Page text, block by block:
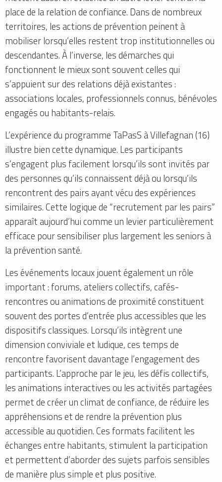
place de la relation de confiance. Dans de nombreux
territoires, les actions de prévention peinent à
mobiliser lorsqu’elles restent trop institutionnelles ou
descendantes. À l’inverse, les démarches qui
fonctionnent le mieux sont souvent celles qui
s’appuient sur des relations déjà existantes :
associations locales, professionnels connus, bénévoles
engagés ou habitants-relais.
L’expérience du programme TaPasS à Villefagnan (16)
illustre bien cette dynamique. Les participants
s’engagent plus facilement lorsqu’ils sont invités par
des personnes qu’ils connaissent déjà ou lorsqu’ils
rencontrent des pairs ayant vécu des expériences
similaires. Cette logique de “recrutement par les pairs”
apparaît aujourd’hui comme un levier particulièrement
efficace pour sensibiliser plus largement les seniors à
la prévention santé.
Les événements locaux jouent également un rôle
important : forums, ateliers collectifs, cafés-
rencontres ou animations de proximité constituent
souvent des portes d’entrée plus accessibles que les
dispositifs classiques. Lorsqu’ils intègrent une
dimension conviviale et ludique, ces temps de
rencontre favorisent davantage l’engagement des
participants. L’approche par le jeu, les défis collectifs,
les animations interactives ou les activités partagées
permet de créer un climat de confiance, de réduire les
appréhensions et de rendre la prévention plus
accessible au quotidien. Ces formats facilitent les
échanges entre habitants, stimulent la participation
et permettent d’aborder des sujets parfois sensibles
de manière plus simple et plus positive.